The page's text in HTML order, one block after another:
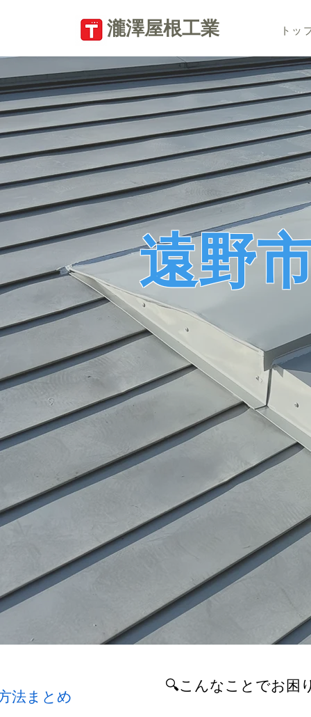
​瀧澤屋根工業 トッ
遠野
法まとめ
🔍こんなことでお困